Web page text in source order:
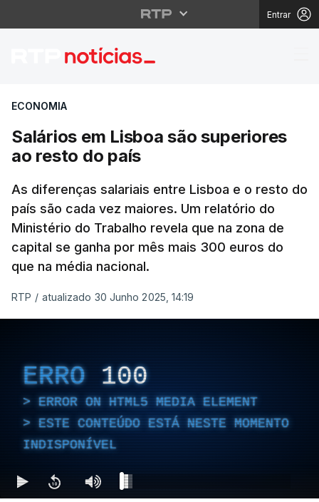
Entrar
Salários em Lisboa
ECONOMIA
Salários em Lisboa são superiores
ao resto do país
As diferenças salariais entre Lisboa e o resto do
país são cada vez maiores. Um relatório do
Ministério do Trabalho revela que na zona de
capital se ganha por mês mais 300 euros do
que na média nacional.
RTP / atualizado 30 Junho 2025, 14:19
ERRO 100
ERROR ON HTML5 MEDIA ELEMENT
ESTE CONTEÚDO ESTÁ NESTE MOMENTO
INDISPONÍVEL